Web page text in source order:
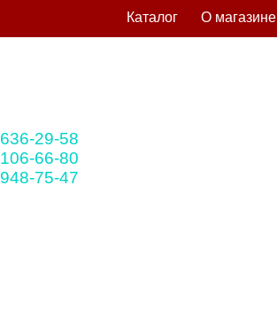
636-29-58
106-66-80
948-75-47
О магазине
Каталог